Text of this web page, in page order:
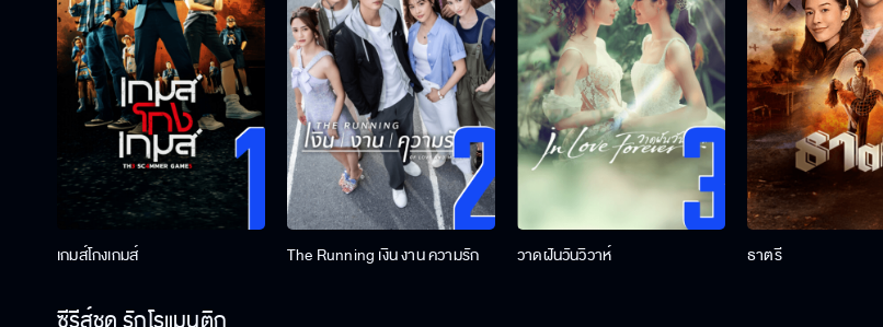
เกมส์โกงเกมส์ The Running เงิน งาน ความรัก วาดฝันวันวิวาห์ ธาตรี